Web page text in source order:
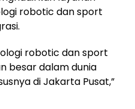
robotic dan sport
robotic dan sport
besar dalam dunia
di Jakarta Pusat,”